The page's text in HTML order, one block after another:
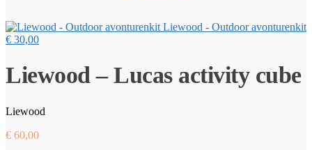
Liewood - Outdoor avonturenkit
€ 30,00
Liewood – Lucas activity cube
Liewood
€ 60,00